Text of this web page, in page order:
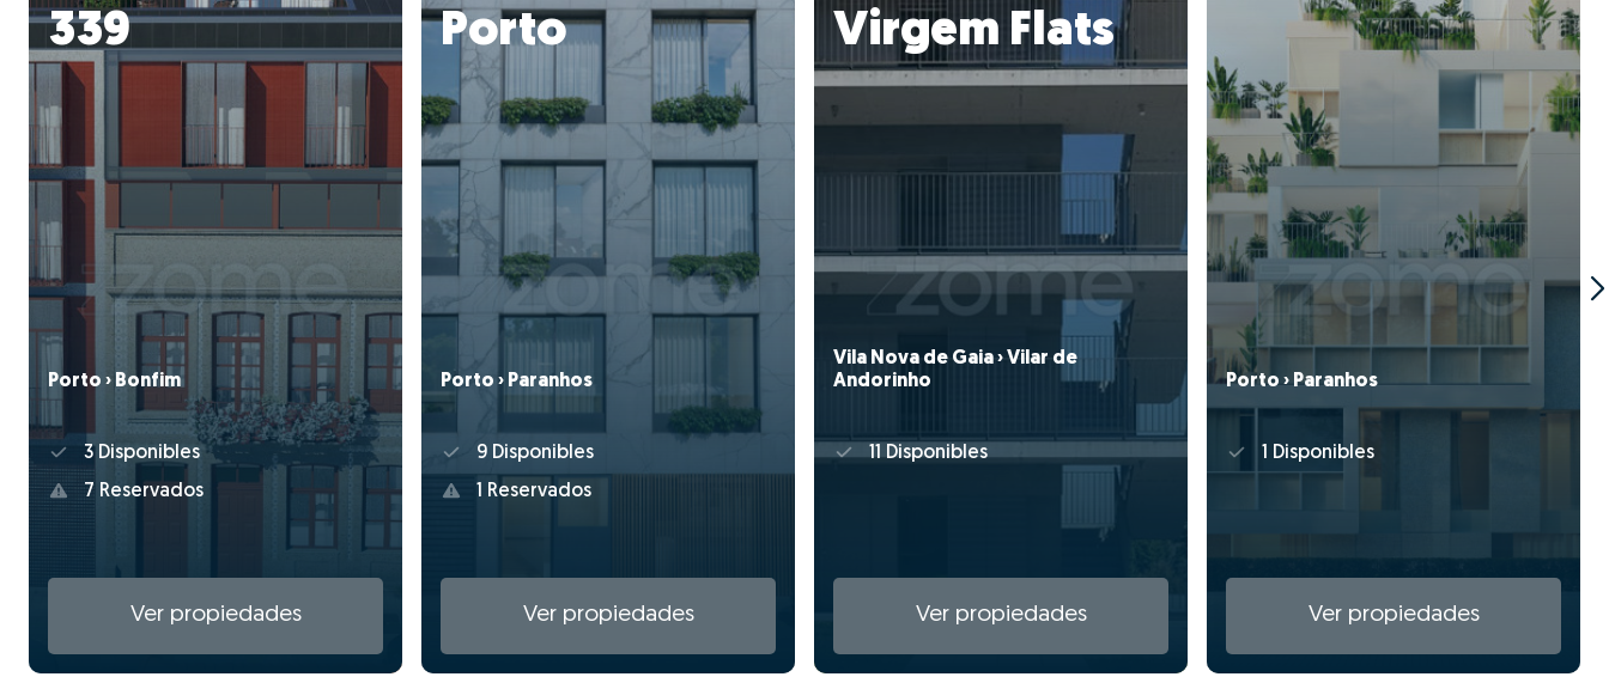
339
Porto › Bonfim
3 Disponibles
7 Reservados
Ver propiedades
Porto
Porto › Paranhos
9 Disponibles
1 Reservados
Ver propiedades
Virgem Flats
Vila Nova de Gaia › Vilar de
Andorinho
11 Disponibles
Ver propiedades
Porto › Paranhos
1 Disponibles
Ver propiedades